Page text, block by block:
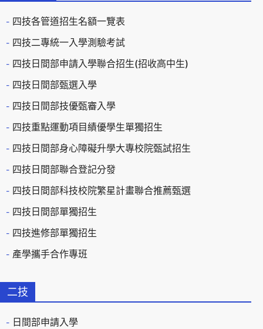
四技各管道招生名額一覽表
四技二專統一入學測驗考試
四技日間部申請入學聯合招生(招收高中生)
四技日間部甄選入學
四技日間部技優甄審入學
四技重點運動項目績優學生單獨招生
四技日間部身心障礙升學大專校院甄試招生
四技日間部聯合登記分發
四技日間部科技校院繁星計畫聯合推薦甄選
四技日間部單獨招生
四技進修部單獨招生
產學攜手合作專班
二技
日間部申請入學